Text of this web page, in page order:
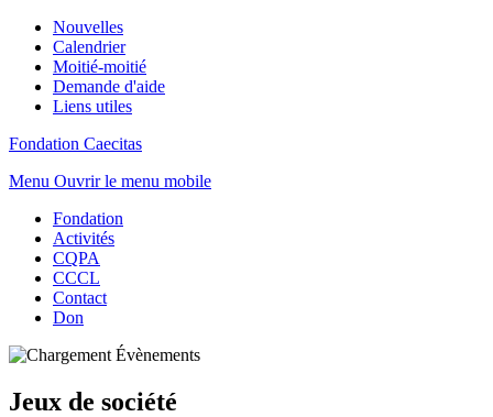
Nouvelles
Calendrier
Moitié-moitié
Demande d'aide
Liens utiles
Fondation Caecitas
Menu Ouvrir le menu mobile
Fondation
Activités
CQPA
CCCL
Contact
Don
Jeux de société